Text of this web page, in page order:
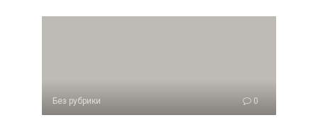
Без рубрики 0